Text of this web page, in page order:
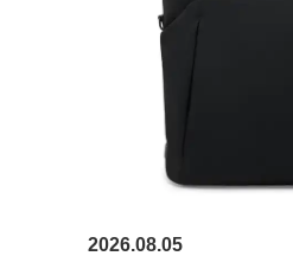
2026.08.05